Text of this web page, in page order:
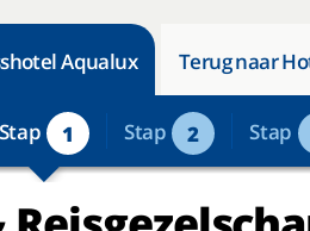
Aqualux Terug naar
Stap 1 Stap 2 Stap